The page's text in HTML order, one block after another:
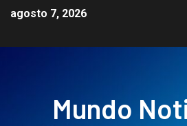
agosto 7, 2026
Mundo